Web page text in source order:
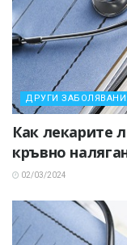
ДРУГИ
Как лекарите
кръвно
02/03/2024